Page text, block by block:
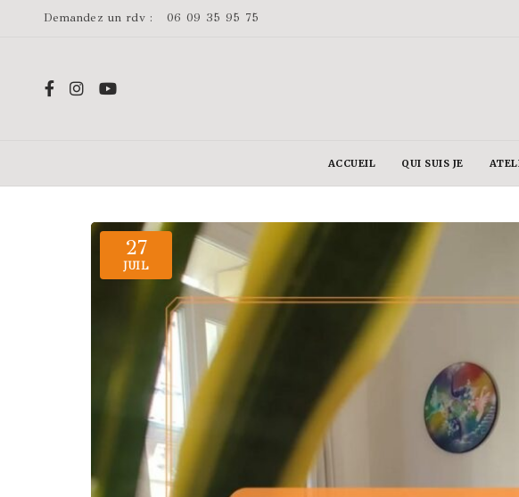
Demandez un rdv : 06 09 35 95 75
ACCUEIL QUI SUIS JE
27
JUIL